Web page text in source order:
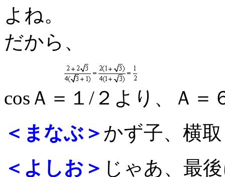
よね。
だから、
cosＡ＝１/２より、Ａ＝
＜まなぶ＞ かず子、横
＜よしお＞ じゃあ、最